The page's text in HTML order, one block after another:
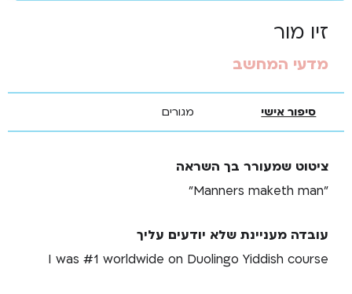
זיו מור
מדעי המחשב
סיפור אישי מגורים
ציטוט שמעורר בך השראה
"Manners maketh man"
עובדה מעניינת שלא יודעים עליך
I was #1 worldwide on Duolingo Yiddish course